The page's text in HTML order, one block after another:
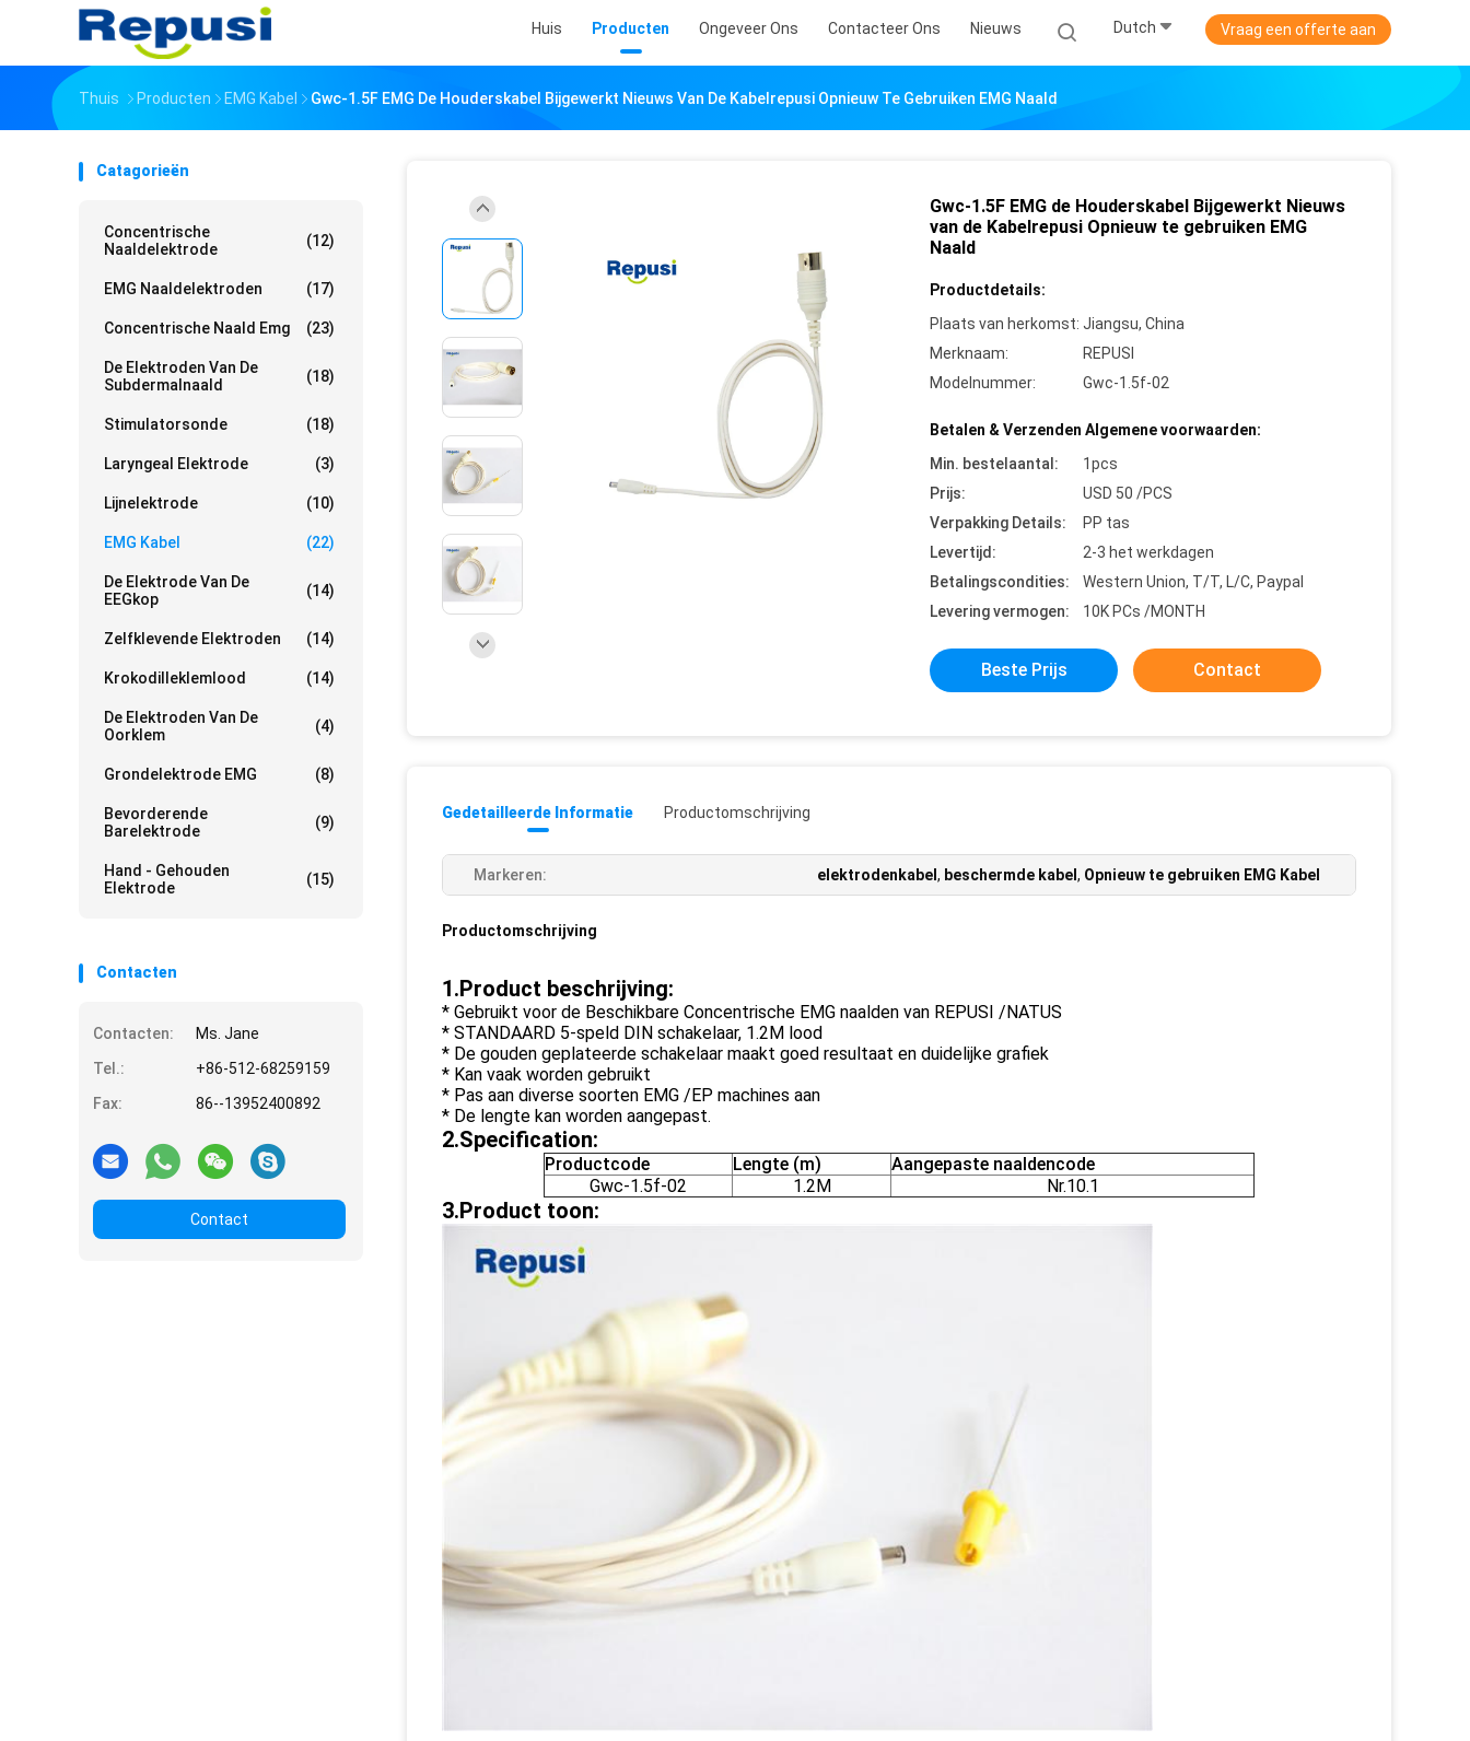
Huis Producten Ongeveer Ons Contacteer Ons Nieuws Dutch Vraag een offerte aan
Thuis Producten EMG Kabel Gwc-1.5F EMG De Houderskabel Bijgewerkt Nieuws Van De Kabelrepusi Opnieuw Te Gebruiken EMG Naald
Catagorieën
Concentrische
Naaldelektrode
(12)
EMG Naaldelektroden (17)
Concentrische Naald Emg (23)
De Elektroden Van De
Subdermalnaald
(18)
Stimulatorsonde (18)
Laryngeal Elektrode (3)
Lijnelektrode (10)
EMG Kabel (22)
De Elektrode Van De
EEGkop
(14)
Zelfklevende Elektroden (14)
Krokodilleklemlood (14)
De Elektroden Van De
Oorklem
(4)
Grondelektrode EMG (8)
Bevorderende
Barelektrode
(9)
Hand - Gehouden
Elektrode
(15)
Contacten
Contacten:
Ms. Jane
Tel.:
+86-512-68259159
Fax:
86--13952400892
Contact
Gwc-1.5F EMG de Houderskabel Bijgewerkt Nieuws
van de Kabelrepusi Opnieuw te gebruiken EMG
Naald
Productdetails:
Plaats van herkomst: Jiangsu, China
Merknaam:
REPUSI
Modelnummer:
Gwc-1.5f-02
Betalen & Verzenden Algemene voorwaarden:
Min. bestelaantal:
1pcs
Prijs:
USD 50 /PCS
Verpakking Details:
PP tas
Levertijd:
2-3 het werkdagen
Betalingscondities:
Western Union, T/T, L/C, Paypal
Levering vermogen:
10K PCs /MONTH
Beste Prijs Contact
Gedetailleerde Informatie Productomschrijving
Markeren: elektrodenkabel , beschermde kabel , Opnieuw te gebruiken EMG Kabel
Productomschrijving
1.Product beschrijving:
* Gebruikt voor de Beschikbare Concentrische EMG naalden van REPUSI /NATUS
* STANDAARD 5-speld DIN schakelaar, 1.2M lood
* De gouden geplateerde schakelaar maakt goed resultaat en duidelijke grafiek
* Kan vaak worden gebruikt
* Pas aan diverse soorten EMG /EP machines aan
* De lengte kan worden aangepast.
2.Specification:
Productcode Lengte (m)
Aangepaste naaldencode
Gwc-1.5f-02
1.2M Nr.10.1
3.Product toon: